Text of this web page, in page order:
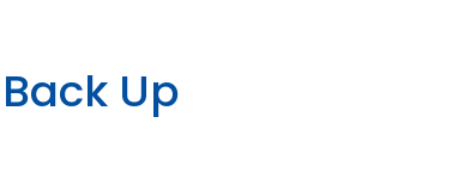
Up